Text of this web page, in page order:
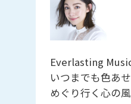
Everlasting
いつまでも色あ
めぐり行く心の